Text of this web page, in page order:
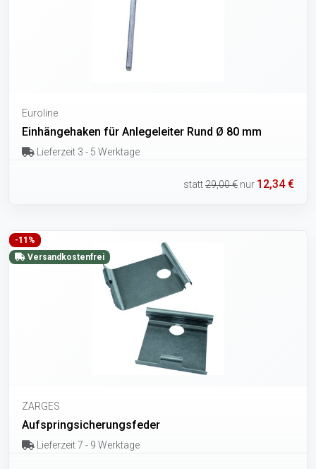
Euroline
Einhängehaken für Anlegeleiter Rund Ø 80 mm
Lieferzeit 3 - 5 Werktage
statt29,00 € nur 12,34 €
-11%
Versandkostenfrei
ZARGES
Aufspringsicherungsfeder
Lieferzeit 7 - 9 Werktage